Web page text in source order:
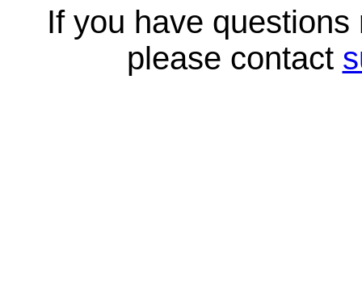
If you have
please contact